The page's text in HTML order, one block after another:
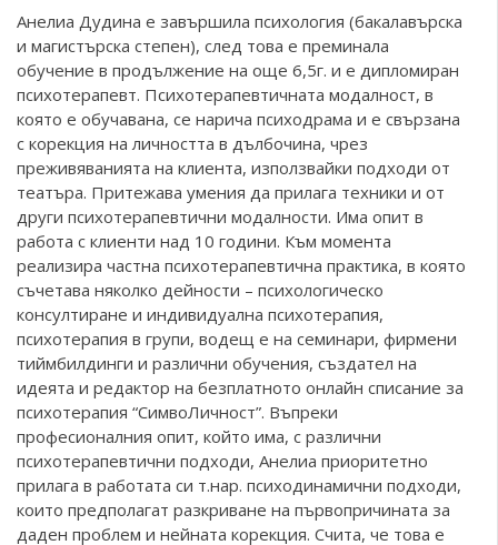
Анелиа Дудина е завършила психология (бакалавърска
и магистърска степен), след това е преминала
обучение в продължение на още 6,5г. и е дипломиран
психотерапевт. Психотерапевтичната модалност, в
която е обучавана, се нарича психодрама и е свързана
с корекция на личността в дълбочина, чрез
преживяванията на клиента, използвайки подходи от
театъра. Притежава умения да прилага техники и от
други психотерапевтични модалности. Има опит в
работа с клиенти над 10 години. Към момента
реализира частна психотерапевтична практика, в която
съчетава няколко дейности – психологическо
консултиране и индивидуална психотерапия,
психотерапия в групи, водещ е на семинари, фирмени
тиймбилдинги и различни обучения, създател на
идеята и редактор на безплатното онлайн списание за
психотерапия “СимвоЛичност”. Въпреки
професионалния опит, който има, с различни
психотерапевтични подходи, Анелиа приоритетно
прилага в работата си т.нар. психодинамични подходи,
които предполагат разкриване на първопричината за
даден проблем и нейната корекция. Счита, че това е